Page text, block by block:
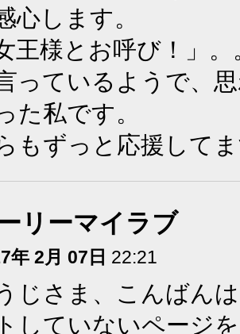
心します。
王様とお呼び！」。
っているようで、
た私です。
もずっと応援して
リーマイラブ
年 2月 07日 22:21
じさま、こんばん
していないページ